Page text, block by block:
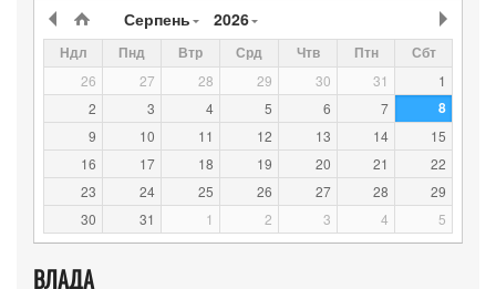
Серпень 2026
Ндл Пнд Втр Срд Чтв Птн Сбт
26 27 28 29 30 31
1
2
3 4 5 6 7 8
9 10 11 12 13 14
15
16
17 18 19 20 21
22
23
24 25 26 27 28
29
30
31 1 2 3 4 5
ВЛАДА